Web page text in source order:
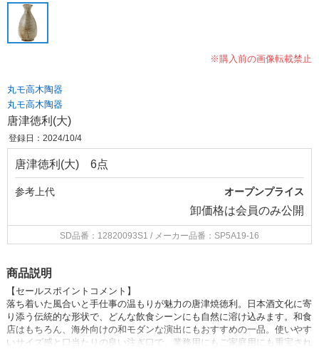
※購入前の画像転載禁止
丸モ高木陶器
丸モ高木陶器
唐津徳利(大)
登録日：2024/10/4
唐津徳利(大) 6点
参考上代 オープンプライス
卸価格は会員のみ公開
SD品番：12820093S1 / メーカー品番：SP5A19-16
商品説明
【セールスポイントコメント】
落ち着いた風合いと手仕事の温もりが魅力の唐津焼徳利。日本酒文化に寄
り添う伝統的な形状で、どんな飲食シーンにも自然に溶け込みます。和食
店はもちろん、海外向けの和モダンな演出にもおすすめの一品。使いやす
いサイズ感と口当たりの良い注ぎ口で、業務用にもご家庭用にも重宝され